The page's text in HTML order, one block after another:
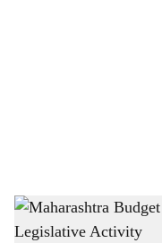
h
Loan waiver conditions